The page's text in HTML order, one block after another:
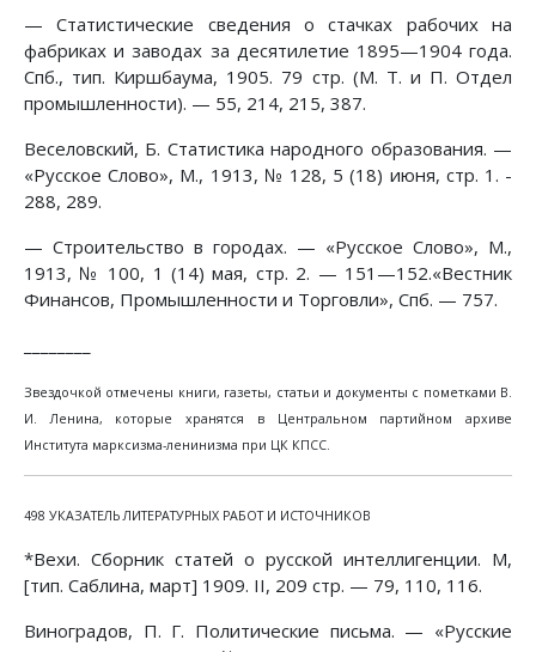
— Статистические сведения о стачках рабочих на
фабриках и заводах за десятилетие 1895—1904 года.
Спб., тип. Киршбаума, 1905. 79 стр. (М. Т. и П. Отдел
промышленности). — 55, 214, 215, 387.
Веселовский, Б. Статистика народного образования. —
«Русское Слово», М., 1913, № 128, 5 (18) июня, стр. 1. -
288, 289.
— Строительство в городах. — «Русское Слово», М.,
1913, № 100, 1 (14) мая, стр. 2. — 151—152.«Вестник
Финансов, Промышленности и Торговли», Спб. — 757.
Звездочкой отмечены книги, газеты, статьи и документы с пометками В.
И. Ленина, которые хранятся в Центральном партийном архиве
Института марксизма-ленинизма при ЦК КПСС.
498 УКАЗАТЕЛЬ ЛИТЕРАТУРНЫХ РАБОТ И ИСТОЧНИКОВ
*Вехи. Сборник статей о русской интеллигенции. М,
[тип. Саблина, март] 1909. II, 209 стр. — 79, 110, 116.
Виноградов, П. Г. Политические письма. — «Русские